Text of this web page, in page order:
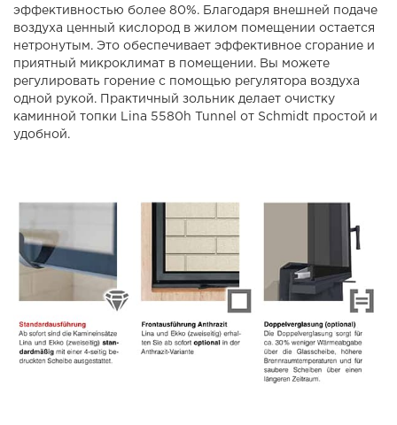
эффективностью более 80%. Благодаря внешней подаче
воздуха ценный кислород в жилом помещении остается
нетронутым. Это обеспечивает эффективное сгорание и
приятный микроклимат в помещении. Вы можете
регулировать горение с помощью регулятора воздуха
одной рукой. Практичный зольник делает очистку
каминной топки Lina 5580h Tunnel от Schmidt простой и
удобной.